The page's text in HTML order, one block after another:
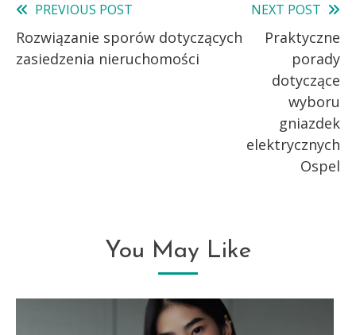
Read
more
PREVIOUS POST
Rozwiązanie sporów dotyczących
zasiedzenia nieruchomości
NEXT POST
Praktyczne
porady
dotyczące
wyboru
gniazdek
elektrycznych
Ospel
You May Like